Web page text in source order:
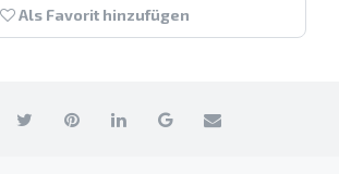
Als Favorit hinzufügen